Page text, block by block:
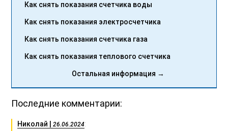
Как снять показания счетчика воды
Как снять показания электросчетчика
Как снять показания счетчика газа
Как снять показания теплового счетчика
Остальная информация →
Последние комментарии:
Николай |26.06.2024: